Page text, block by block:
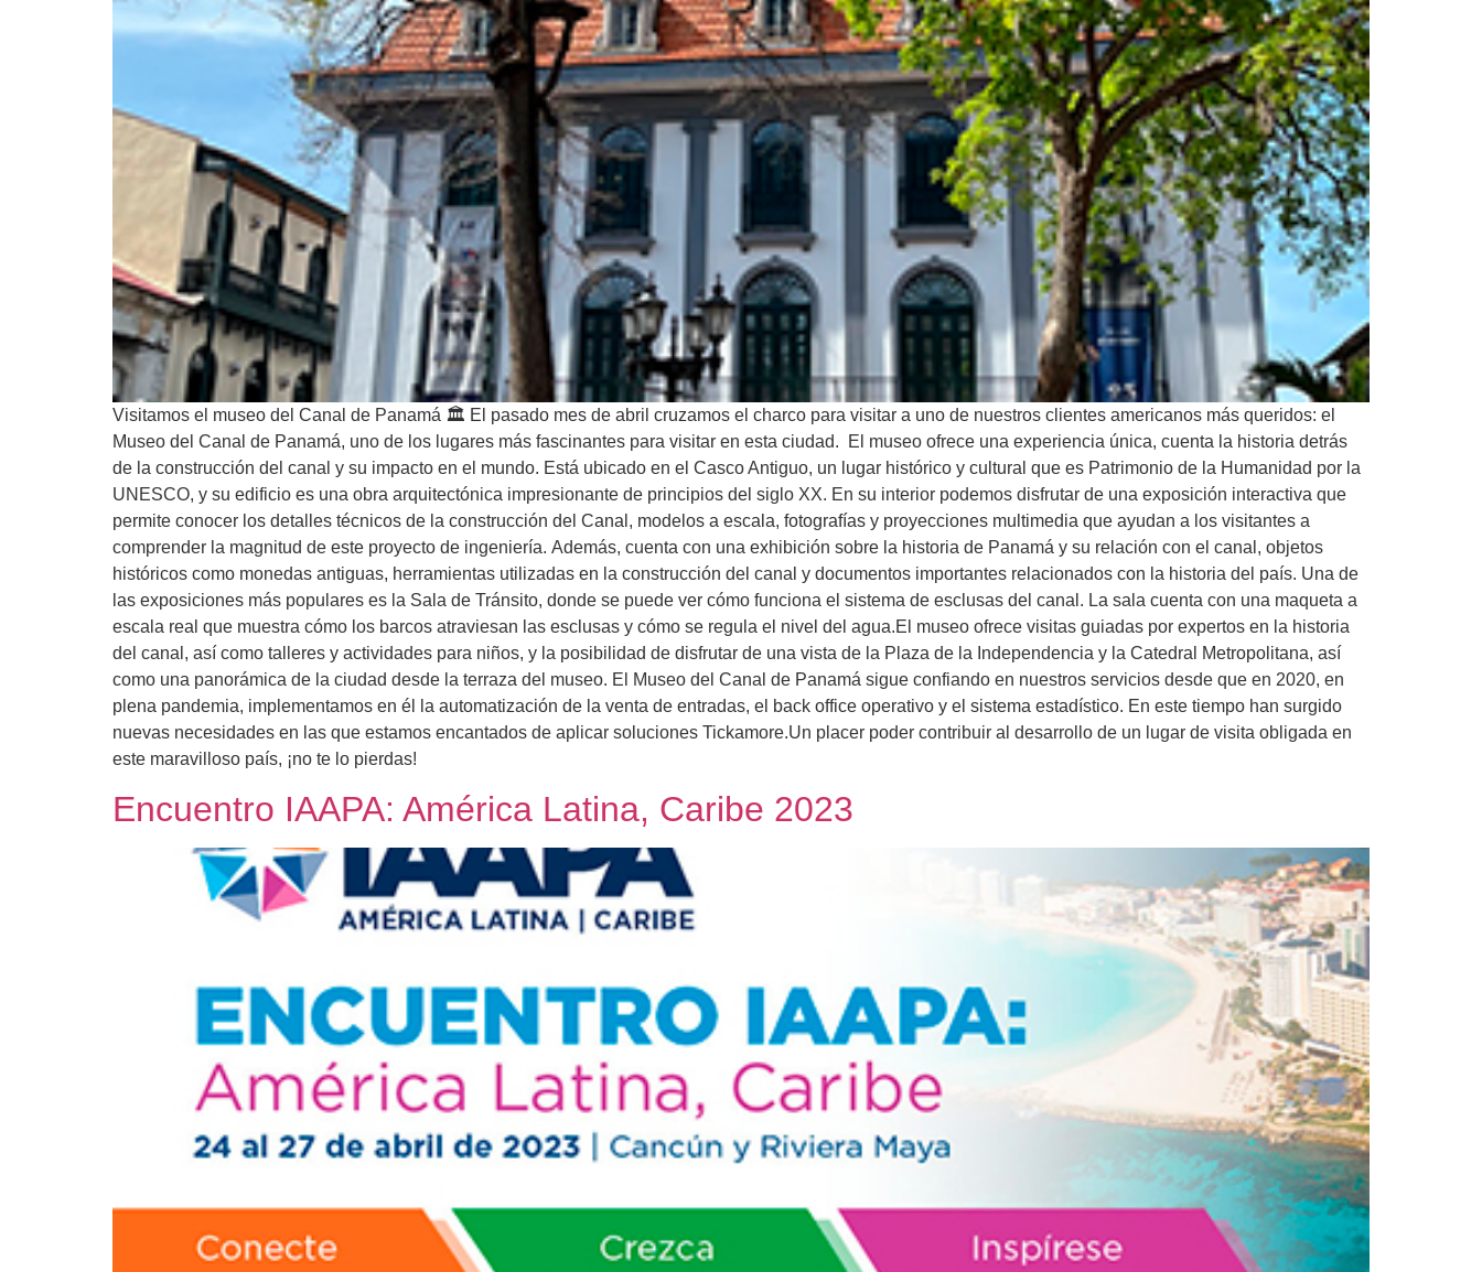
Visitamos el museo del Canal de Panamá 🏛 El pasado mes de abril cruzamos el charco para visitar a uno de nuestros clientes americanos más queridos: el
Museo del Canal de Panamá, uno de los lugares más fascinantes para visitar en esta ciudad. El museo ofrece una experiencia única, cuenta la historia detrás
de la construcción del canal y su impacto en el mundo. Está ubicado en el Casco Antiguo, un lugar histórico y cultural que es Patrimonio de la Humanidad por la
UNESCO, y su edificio es una obra arquitectónica impresionante de principios del siglo XX. En su interior podemos disfrutar de una exposición interactiva que
permite conocer los detalles técnicos de la construcción del Canal, modelos a escala, fotografías y proyecciones multimedia que ayudan a los visitantes a
comprender la magnitud de este proyecto de ingeniería. Además, cuenta con una exhibición sobre la historia de Panamá y su relación con el canal, objetos
históricos como monedas antiguas, herramientas utilizadas en la construcción del canal y documentos importantes relacionados con la historia del país. Una de
las exposiciones más populares es la Sala de Tránsito, donde se puede ver cómo funciona el sistema de esclusas del canal. La sala cuenta con una maqueta a
escala real que muestra cómo los barcos atraviesan las esclusas y cómo se regula el nivel del agua.El museo ofrece visitas guiadas por expertos en la historia
del canal, así como talleres y actividades para niños, y la posibilidad de disfrutar de una vista de la Plaza de la Independencia y la Catedral Metropolitana, así
como una panorámica de la ciudad desde la terraza del museo. El Museo del Canal de Panamá sigue confiando en nuestros servicios desde que en 2020, en
plena pandemia, implementamos en él la automatización de la venta de entradas, el back office operativo y el sistema estadístico. En este tiempo han surgido
nuevas necesidades en las que estamos encantados de aplicar soluciones Tickamore.Un placer poder contribuir al desarrollo de un lugar de visita obligada en
este maravilloso país, ¡no te lo pierdas!
Encuentro IAAPA: América Latina, Caribe 2023